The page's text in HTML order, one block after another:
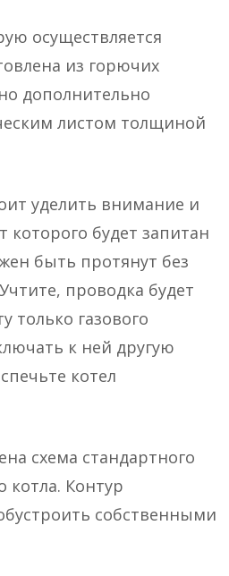
осуществляется
из горючих
дополнительно
листом толщиной
уделить внимание и
которого будет запитан
быть протянут без
проводка будет
только газового
к ней другую
котел
схема стандартного
котла. Контур
собственными